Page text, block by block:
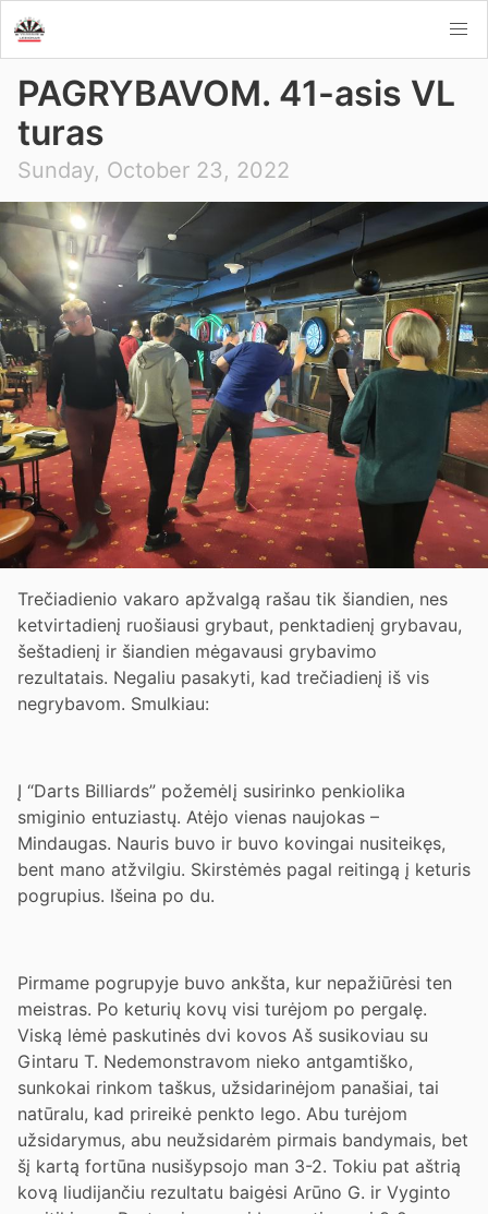
PAGRYBAVOM. 41-asis VL
turas
Sunday, October 23, 2022
Trečiadienio vakaro apžvalgą rašau tik šiandien, nes
ketvirtadienį ruošiausi grybaut, penktadienį grybavau,
šeštadienį ir šiandien mėgavausi grybavimo
rezultatais. Negaliu pasakyti, kad trečiadienį iš vis
negrybavom. Smulkiau:
Į “Darts Billiards” požemėlį susirinko penkiolika
smiginio entuziastų. Atėjo vienas naujokas –
Mindaugas. Nauris buvo ir buvo kovingai nusiteikęs,
bent mano atžvilgiu. Skirstėmės pagal reitingą į keturis
pogrupius. Išeina po du.
Pirmame pogrupyje buvo ankšta, kur nepažiūrėsi ten
meistras. Po keturių kovų visi turėjom po pergalę.
Viską lėmė paskutinės dvi kovos Aš susikoviau su
Gintaru T. Nedemonstravom nieko antgamtiško,
sunkokai rinkom taškus, užsidarinėjom panašiai, tai
natūralu, kad prireikė penkto lego. Abu turėjom
užsidarymus, abu neužsidarėm pirmais bandymais, bet
šį kartą fortūna nusišypsojo man 3-2. Tokiu pat aštrią
kovą liudijančiu rezultatu baigėsi Arūno G. ir Vyginto